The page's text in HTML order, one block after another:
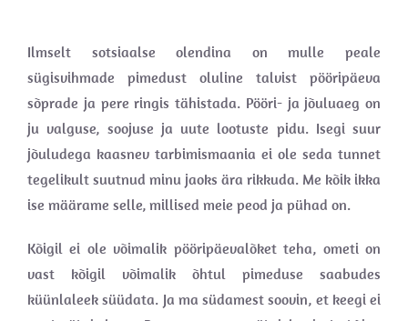
Ilmselt sotsiaalse olendina on mulle peale
sügisvihmade pimedust oluline talvist pööripäeva
sõprade ja pere ringis tähistada. Pööri- ja jõuluaeg on
ju valguse, soojuse ja uute lootuste pidu. Isegi suur
jõuludega kaasnev tarbimismaania ei ole seda tunnet
tegelikult suutnud minu jaoks ära rikkuda. Me kõik ikka
ise määrame selle, millised meie peod ja pühad on.
Kõigil ei ole võimalik pööripäevalõket teha, ometi on
vast kõigil võimalik õhtul pimeduse saabudes
küünlaleek süüdata. Ja ma südamest soovin, et keegi ei